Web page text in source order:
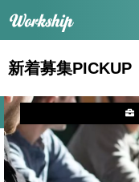
新着募集PICKUP